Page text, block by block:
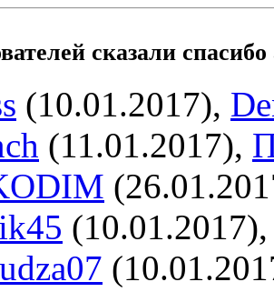
сказали
(10.01.2017),
(11.01.2017),